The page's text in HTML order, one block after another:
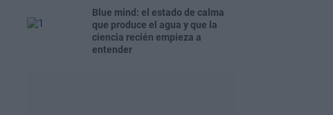
Blue mind: el estado de calma
que produce el agua y que la
ciencia recién empieza a
entender